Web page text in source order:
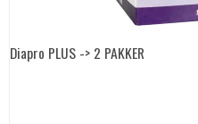
Diapro PLUS -> 2 PAKKER